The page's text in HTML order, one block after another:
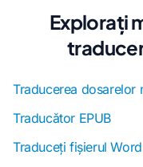
Explorați
Traducerea dosarelor
Traducător EPUB
Traduceți fișierul